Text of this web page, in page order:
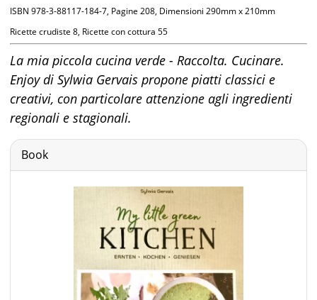
ISBN 978-3-88117-184-7, Pagine 208, Dimensioni 290mm x 210mm
Ricette crudiste 8, Ricette con cottura 55
La mia piccola cucina verde - Raccolta. Cucinare.
Enjoy di Sylwia Gervais propone piatti classici e
creativi, con particolare attenzione agli ingredienti
regionali e stagionali.
Book